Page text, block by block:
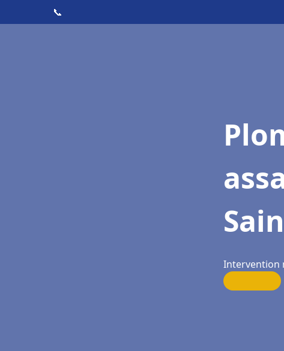
📞
Intervention